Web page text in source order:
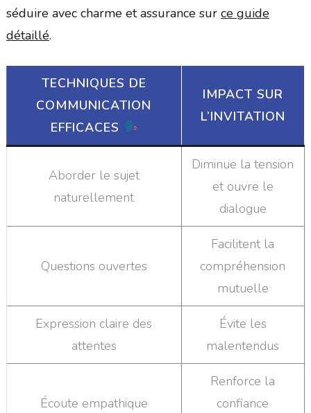
séduire avec charme et assurance sur ce guide
détaillé.
TECHNIQUES DE
COMMUNICATION
EFFICACES
IMPACT SUR
L’INVITATION
Aborder le sujet
naturellement
Diminue la tension
et ouvre le
dialogue
Questions ouvertes
Facilitent la
compréhension
mutuelle
Expression claire des
attentes
Évite les
malentendus
Écoute empathique
Renforce la
confiance